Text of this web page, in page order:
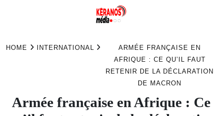
HOME INTERNATIONAL
ARMÉE FRANÇAISE EN
AFRIQUE : CE QU’IL FAUT
RETENIR DE LA DÉCLARATION
DE MACRON
Armée française en Afrique : Ce